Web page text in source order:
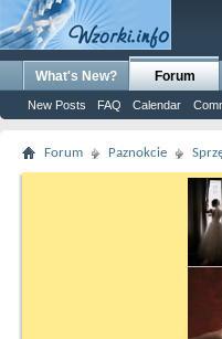
What's New? Forum
New Posts FAQ Calendar
Forum Paznokcie